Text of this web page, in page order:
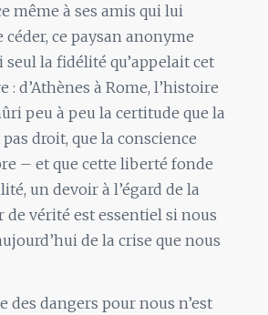
même à ses amis qui lui
ce paysan anonyme
la fidélité qu’appelait cet
d’Athènes à Rome, l’histoire
peu à peu la certitude que la
droit, que la conscience
– et que cette liberté fonde
un devoir à l’égard de la
de vérité est essentiel si nous
de la crise que nous
des dangers pour nous n’est